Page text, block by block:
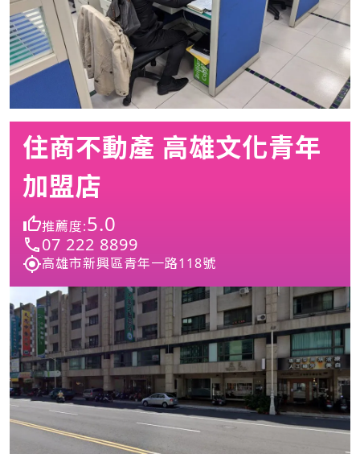
住商不動產 高雄文化青年
加盟店
推薦度:5.0
07 222 8899
高雄市新興區青年一路118號